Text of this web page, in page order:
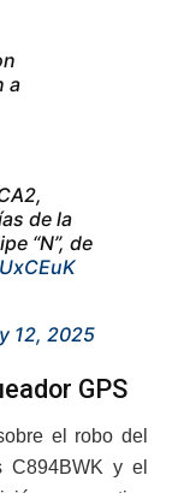
a
de la
“N”, de
12, 2025
GPS
el robo del
C894BWK y el